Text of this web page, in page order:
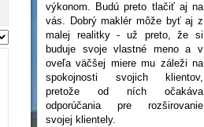
výkonom. Budú preto tlačiť aj na
vás. Dobrý maklér môže byť aj z
malej realitky - už preto, že si
buduje svoje vlastné meno a v
oveľa väčšej miere mu záleži na
spokojnosti svojich klientov,
pretože od ních očakáva
odporúčania pre rozširovanie
svojej klientely.